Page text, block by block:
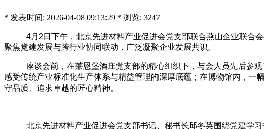
* 发表时间: 2026-04-08 09:13:29 * 浏览: 3247
4月2日下午，北京先进材料产业促进会党支部联合燕山企业联合
聚焦党建发展与跨行业协同联动，广泛凝聚企业发展共识。
座谈会前，在莱恩堡酒庄党支部的精心组织下，与会人员先后参
感受传统产业标准化生产体系与精益管理的深厚底蕴；在博物馆内，
守品质、追求卓越的匠心精神。
北京先进材料产业促进会党支部书记、秘书长邱冬英围绕党建学